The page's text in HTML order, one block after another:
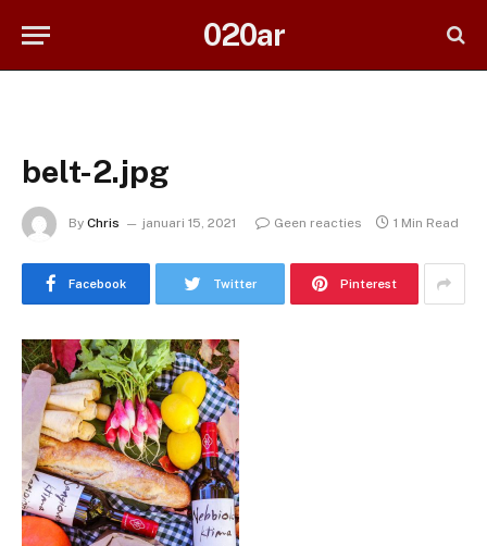
020ar
belt-2.jpg
By Chris januari 15, 2021 Geen reacties 1 Min Read
Facebook Twitter Pinterest